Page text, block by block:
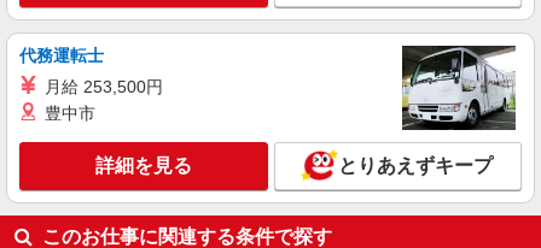
時給：1500〜2000円 ※資格や経験などによる
詳細を見る
代務運転士
月給 253,500円
豊中市
詳細を見る とりあえずキープ
このお仕事に関連する条件で探す